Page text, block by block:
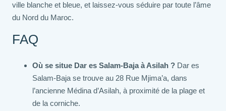
ville blanche et bleue, et laissez-vous séduire par toute l’âme
du Nord du Maroc.
FAQ
Où se situe Dar es Salam-Baja à Asilah ? Dar es
Salam-Baja se trouve au 28 Rue Mjima’a, dans
l’ancienne Médina d’Asilah, à proximité de la plage et
de la corniche.